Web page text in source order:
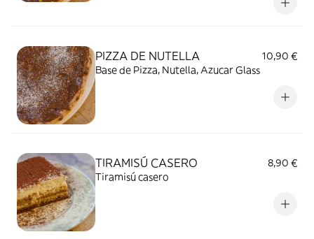
PIZZA DE NUTELLA
10,90 €
Base de Pizza, Nutella, Azucar Glass
TIRAMISÚ CASERO
8,90 €
Tiramisú casero